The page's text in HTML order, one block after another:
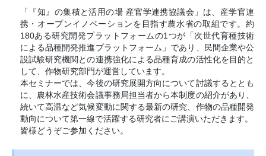
「『知』の集積と活用の場 産官学連携協議会」は、産学官連
携・オープンイノベーションを目指す農水省の取組です。約
180ある研究開発プラットフォームの1つが「次世代育種技術
による品種開発推進プラットフォーム」であり、民間企業や公
設試験研究機関との連携強化による品種育成の活性化を目的と
して、作物研究部門が運営しています。
本セミナーでは、今後の研究展開方向について討議するととも
に、農林水産技術会議事務局担当者から本制度の紹介があり、
続いて高温など気候変動に関する最新の研究、作物の品種開発
動向について第一線で活躍する研究者にご講演いただきます。
皆様どうぞご参加ください。